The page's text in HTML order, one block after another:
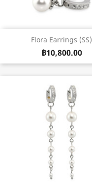
Flora Earrings (SS)
฿10,800.00